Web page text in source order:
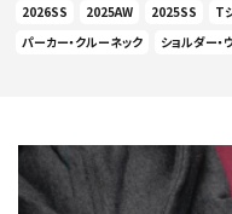
2026SS 2025AW 2025SS T
パーカー・クルーネック
ショルダー・